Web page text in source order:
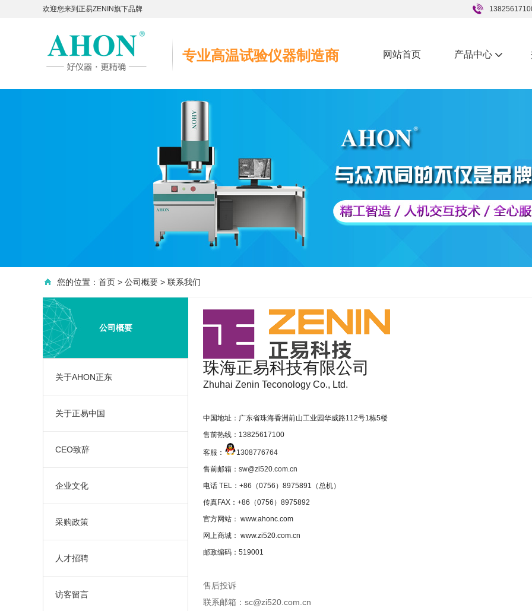
欢迎您来到正易ZENIN旗下品牌
专业高温试验仪器制造商 网站首页 产品中心 
您的位置： 首页 > 公司概要 > 联系我们
公司概要
关于AHON正东
关于正易中国
CEO致辞
企业文化
采购政策
人才招聘
访客留言
珠海正易科技有限公司
Zhuhai Zenin Teconology Co., Ltd.
中国地址：广东省珠海香洲前山工业园华威路112号1栋5楼
售前热线 ：13825617100
客服：
1308776764
售前邮箱： sw@zi520.com.cn
电话 TEL：+86（0756）8975891（总机）
传真FAX：+86（0756）8975892
官方网站： www.ahonc.com
网上商城： www.zi520.com.cn
邮政编码：519001
售后投诉
联系邮箱：sc@zi520.com.cn